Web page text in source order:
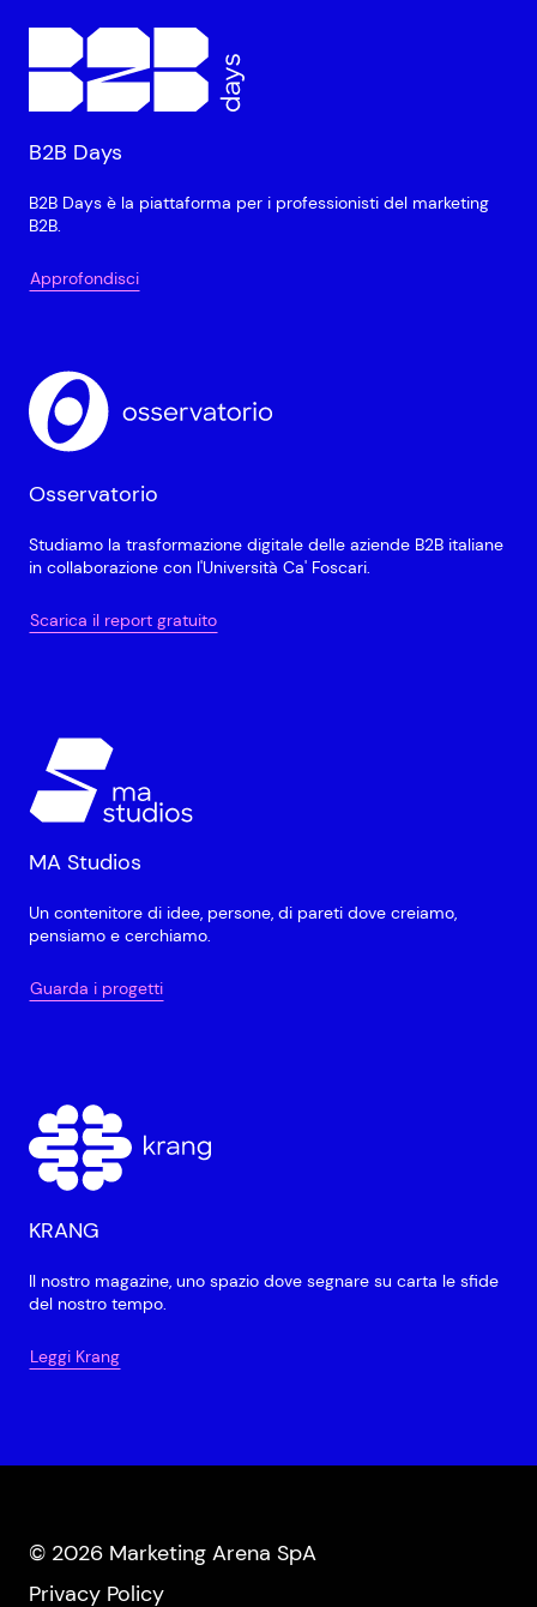
B2B Days
B2B Days è la piattaforma per i professionisti del marketing
B2B.
Approfondisci
Osservatorio
Studiamo la trasformazione digitale delle aziende B2B italiane
in collaborazione con l'Università Ca' Foscari.
Scarica il report gratuito
MA Studios
Un contenitore di idee, persone, di pareti dove creiamo,
pensiamo e cerchiamo.
Guarda i progetti
KRANG
Il nostro magazine, uno spazio dove segnare su carta le sfide
del nostro tempo.
Leggi Krang
© 2026 Marketing Arena SpA
Privacy Policy